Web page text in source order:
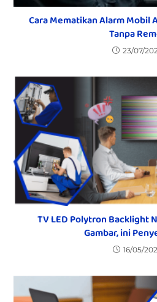
Cara Mematikan Alarm Mobil
Tanpa
23/07/
TV LED Polytron Backlight
Gambar, ini
16/05/